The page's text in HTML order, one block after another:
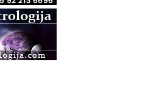
i Online